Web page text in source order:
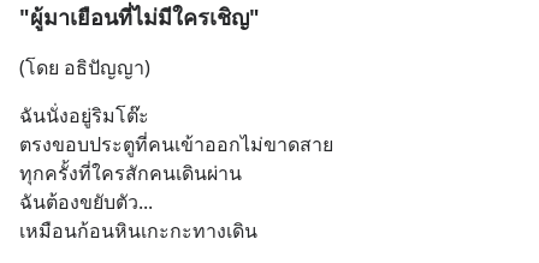
"ผู้มาเยือนที่ไม่มีใครเชิญ"
(โดย อธิปัญญา)
ฉันนั่งอยู่ริมโต๊ะ
ตรงขอบประตูที่คนเข้าออกไม่ขาดสาย
ทุกครั้งที่ใครสักคนเดินผ่าน
ฉันต้องขยับตัว...
เหมือนก้อนหินเกะกะทางเดิน